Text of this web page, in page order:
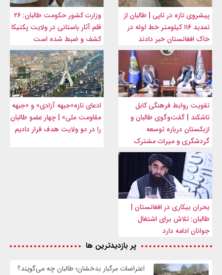
پیشروی تازه در تاپی | طالبان از
تمدید ۱۱۶ کیلومتر خط لوله در
خاک افغانستان خبر دادند
وزارت کشور حکومت طالبان: ۲۶
قلم آثار باستانی در ولایت پکتیکا
کشف و ضبط شده است
تقویت روابط فرهنگی کابل
تاشکند | گفت‌وگوی طالبان و
ازبکستان درباره توسعه
گردشگری و میراث مشترک
ادعای تازه«جبهه آزادی» و «جبهه
مقاومت ملی» | چهار عضو طالبان
را در دو ولایت هدف قرار دادیم
بحران بیکاری در افغانستان |
طالبان: تلاش برای اشتغال
جوانان ادامه دارد
پر بازدیدترین ها
اعتراضات مرگبار بدخشان؛ طالبان چه می‌گویند؟